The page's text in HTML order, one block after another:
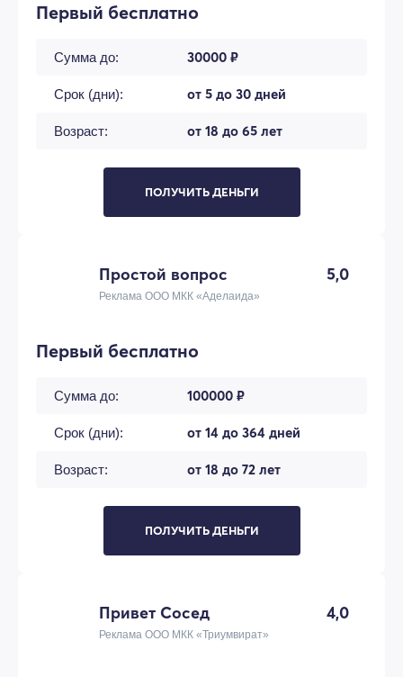
Первый бесплатно
Сумма до: 30000 ₽
Срок (дни): от 5 до 30 дней
Возраст: от 18 до 65 лет
ПОЛУЧИТЬ ДЕНЬГИ
Простой вопрос 5,0
Реклама ООО МКК «Аделаида»
Первый бесплатно
Сумма до: 100000 ₽
Срок (дни): от 14 до 364 дней
Возраст: от 18 до 72 лет
ПОЛУЧИТЬ ДЕНЬГИ
Привет Сосед 4,0
Реклама ООО МКК «Триумвират»